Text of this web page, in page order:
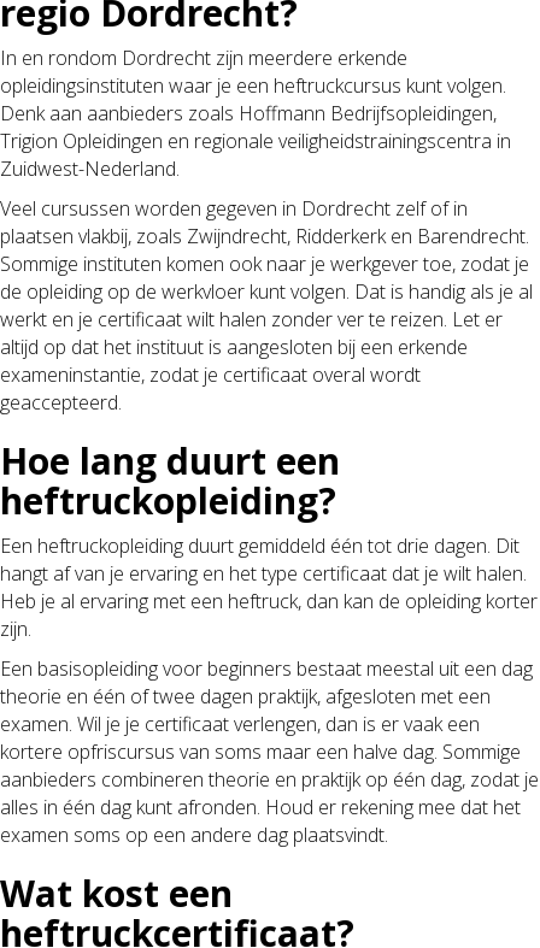
regio Dordrecht?
In en rondom Dordrecht zijn meerdere erkende
opleidingsinstituten waar je een heftruckcursus kunt volgen.
Denk aan aanbieders zoals Hoffmann Bedrijfsopleidingen,
Trigion Opleidingen en regionale veiligheidstrainingscentra in
Zuidwest-Nederland.
Veel cursussen worden gegeven in Dordrecht zelf of in
plaatsen vlakbij, zoals Zwijndrecht, Ridderkerk en Barendrecht.
Sommige instituten komen ook naar je werkgever toe, zodat je
de opleiding op de werkvloer kunt volgen. Dat is handig als je al
werkt en je certificaat wilt halen zonder ver te reizen. Let er
altijd op dat het instituut is aangesloten bij een erkende
exameninstantie, zodat je certificaat overal wordt
geaccepteerd.
Hoe lang duurt een
heftruckopleiding?
Een heftruckopleiding duurt gemiddeld één tot drie dagen. Dit
hangt af van je ervaring en het type certificaat dat je wilt halen.
Heb je al ervaring met een heftruck, dan kan de opleiding korter
zijn.
Een basisopleiding voor beginners bestaat meestal uit een dag
theorie en één of twee dagen praktijk, afgesloten met een
examen. Wil je je certificaat verlengen, dan is er vaak een
kortere opfriscursus van soms maar een halve dag. Sommige
aanbieders combineren theorie en praktijk op één dag, zodat je
alles in één dag kunt afronden. Houd er rekening mee dat het
examen soms op een andere dag plaatsvindt.
Wat kost een
heftruckcertificaat?